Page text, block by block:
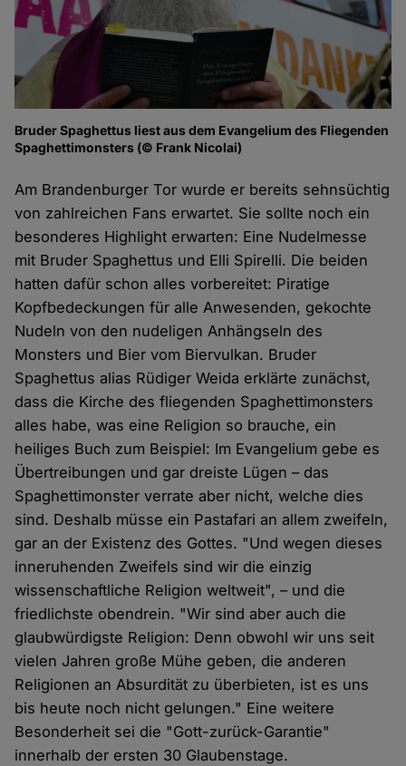
Bruder Spaghettus liest aus dem Evangelium des Fliegenden
Spaghettimonsters (© Frank Nicolai)
Am Brandenburger Tor wurde er bereits sehnsüchtig
von zahlreichen Fans erwartet. Sie sollte noch ein
besonderes Highlight erwarten: Eine Nudelmesse
mit Bruder Spaghettus und Elli Spirelli. Die beiden
hatten dafür schon alles vorbereitet: Piratige
Kopfbedeckungen für alle Anwesenden, gekochte
Nudeln von den nudeligen Anhängseln des
Monsters und Bier vom Biervulkan. Bruder
Spaghettus alias Rüdiger Weida erklärte zunächst,
dass die Kirche des fliegenden Spaghettimonsters
alles habe, was eine Religion so brauche, ein
heiliges Buch zum Beispiel: Im Evangelium gebe es
Übertreibungen und gar dreiste Lügen – das
Spaghettimonster verrate aber nicht, welche dies
sind. Deshalb müsse ein Pastafari an allem zweifeln,
gar an der Existenz des Gottes. "Und wegen dieses
inneruhenden Zweifels sind wir die einzig
wissenschaftliche Religion weltweit", – und die
friedlichste obendrein. "Wir sind aber auch die
glaubwürdigste Religion: Denn obwohl wir uns seit
vielen Jahren große Mühe geben, die anderen
Religionen an Absurdität zu überbieten, ist es uns
bis heute noch nicht gelungen." Eine weitere
Besonderheit sei die "Gott-zurück-Garantie"
innerhalb der ersten 30 Glaubenstage.